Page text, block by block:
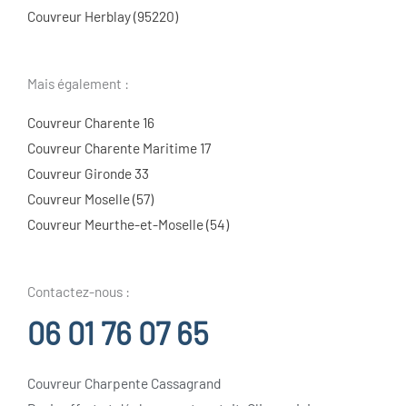
Couvreur Herblay (95220)
Mais également :
Couvreur Charente 16
Couvreur Charente Maritime 17
Couvreur Gironde 33
Couvreur Moselle (57)
Couvreur Meurthe-et-Moselle (54)
Contactez-nous :
06 01 76 07 65
Couvreur Charpente Cassagrand